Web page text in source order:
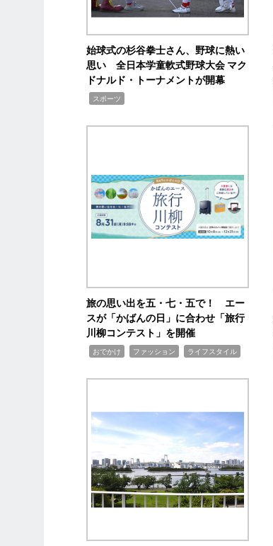
始球式の杉谷拳士さん、野球に熱い
思い 全日本学童軟式野球大会 マク
ドナルド・トーナメントが開幕
スポーツ
旅の思い出を五・七・五で！ エー
スが「かばんの日」に合わせ「旅行
川柳コンテスト」を開催
おでかけ ファッション ライフスタイル